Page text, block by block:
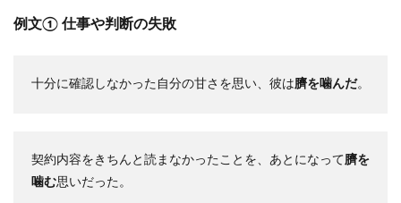
例文① 仕事や判断の失敗
十分に確認しなかった自分の甘さを思い、彼は臍を噛んだ。
契約内容をきちんと読まなかったことを、あとになって臍を
噛む思いだった。